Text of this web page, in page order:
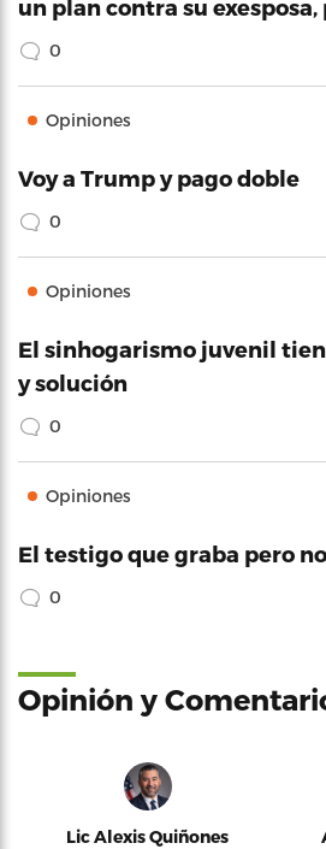
un plan contra su exesposa,
0
Opiniones
Voy a Trump y pago doble
0
Opiniones
El sinhogarismo juvenil
y solución
0
Opiniones
El testigo que graba pero
0
Opinión y
Lic Alexis Quiñones